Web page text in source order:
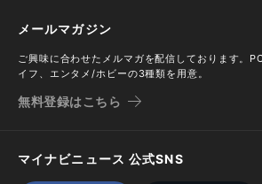
メールマガジン
ご興味に合わせたメルマガを配信しております。
イフ、エンタメ/ホビーの3種類を用意。
無料登録はこちら
マイナビニュース 公式SNS